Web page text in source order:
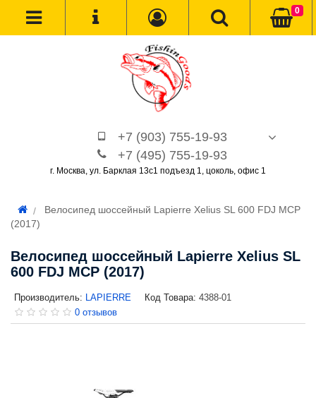
+7 (903) 755-19-93
+7 (495) 755-19-93
г. Москва, ул. Барклая 13с1 подъезд 1, цоколь, офис 1
0
Велосипед шоссейный Lapierre Xelius SL 600 FDJ MCP
(2017)
Велосипед шоссейный Lapierre Xelius SL
600 FDJ MCP (2017)
Производитель: LAPIERRE Код Товара: 4388-01
0 отзывов